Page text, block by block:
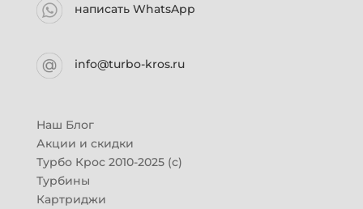
написать WhatsApp
info@turbo-kros.ru
Наш Блог
Акции и скидки
Турбо Крос 2010-2025 (с)
Турбины
Картриджи